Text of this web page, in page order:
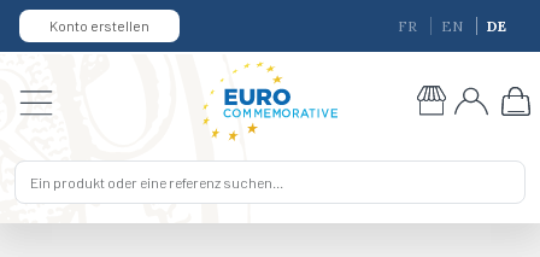
Konto erstellen FR EN DE